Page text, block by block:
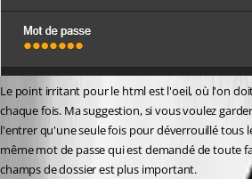
Le point irritant pour le html est l'oeil, où l'on
chaque fois. Ma suggestion, si vous voulez
l'entrer qu'une seule fois pour déverrouillé tous
même mot de passe qui est demandé de toute
champs de dossier est plus important.